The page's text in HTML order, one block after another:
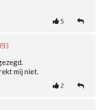
5
mij niet.
2